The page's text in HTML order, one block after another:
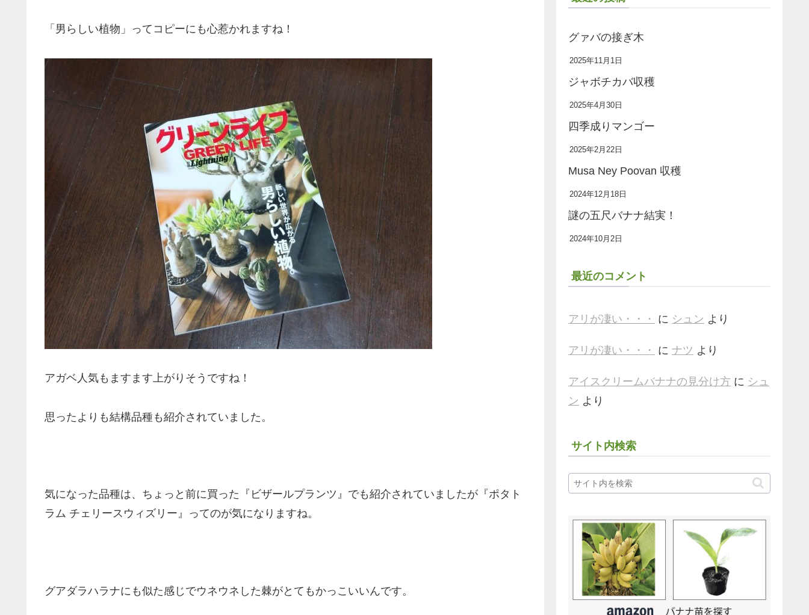
「男らしい植物」ってコピーにも心惹かれますね！
アガベ人気もますます上がりそうですね！
思ったよりも結構品種も紹介されていました。
気になった品種は、ちょっと前に買った『ビザールプランツ』でも紹介されていましたが『ポタト
ラム チェリースウィズリー』ってのが気になりますね。
グアダラハラナにも似た感じでウネウネした棘がとてもかっこいいんです。
グァバの接ぎ木
2025年11月1日
ジャボチカバ収穫
2025年4月30日
四季成りマンゴー
2025年2月22日
Musa Ney Poovan 収穫
2024年12月18日
謎の五尺バナナ結実！
2024年10月2日
最近のコメント
アリが凄い・・・ に シュン より
アリが凄い・・・ に ナツ より
アイスクリームバナナの見分け方 に シュ
ン より
サイト内検索